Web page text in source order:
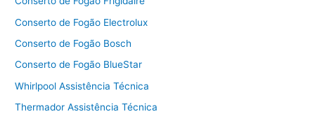
Conserto de Fogão Electrolux
Conserto de Fogão Bosch
Conserto de Fogão BlueStar
Whirlpool Assistência Técnica
Thermador Assistência Técnica